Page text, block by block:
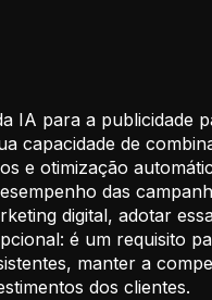
IA para a publicidade
capacidade de
e otimização
das
digital, adotar
é um requisito
manter a
dos clientes.